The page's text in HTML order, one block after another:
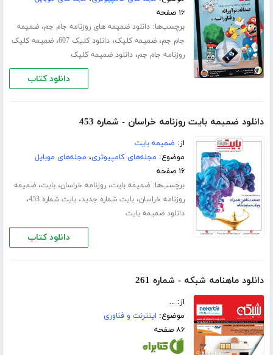
۱۶ صفحه
برچسب‌ها:دانلود ضمیمه های روزنامه جام جم،ضمیمه
جام جم،ضمیمه کلیک،دانلود کلیک 607 ،ضمیمه کلیک
روزنامه جام جم،دانلود ضمیمه کلیک
دانلود کتاب
دانلود ضمیمه بایت روزنامه خراسان - شماره 453
از: ضمیمه بایت
موضوع: مجله‌های کامپیوتری، مجله‌های موبایل
۱۶ صفحه
برچسب‌ها:ضمیمه بایت،روزنامه خراسان،بایت،ضمیمه
روزنامه خراسان،بایت شماره جدید،بایت شماره 453 ،
دانلود ضمیمه بایت
دانلود کتاب
دانلود ماهنامه شبکه - شماره 261
از: ...
موضوع: اینترنت و فناوری
۸۶ صفحه